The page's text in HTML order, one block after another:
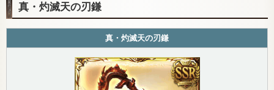
真・灼滅天の刃鎌
真・灼滅天の刃鎌